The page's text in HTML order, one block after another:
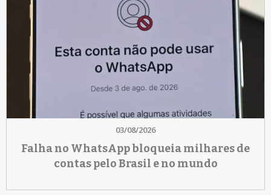
03/08/2026
Falha no WhatsApp bloqueia milhares de
contas pelo Brasil e no mundo